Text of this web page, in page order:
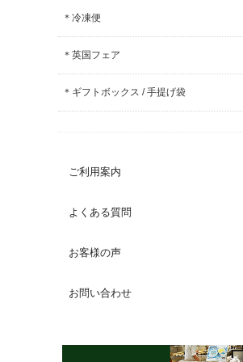
＊冷凍便
＊英国フェア
＊ギフトボックス / 手提げ袋
ご利用案内
よくある質問
お客様の声
お問い合わせ